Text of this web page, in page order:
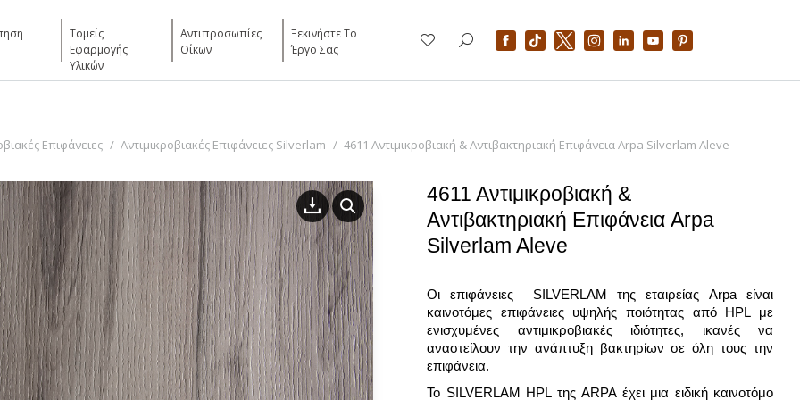
Τομείς
Εφαρμογής
Υλικών
Αντιπροσωπίες
Οίκων
Ξεκινήστε Το
Έργο Σας
Επιφάνειες Αντιμικροβιακές Επιφάνειες Silverlam 4611 Αντιμικροβιακή & Αντιβακτηριακή Επιφάνεια Arpa Silverlam Aleve
4611 Αντιμικροβιακή &
Αντιβακτηριακή Επιφάνεια Arpa
Silverlam Aleve
Οι επιφάνειες SILVERLAM της εταιρείας Arpa είναι
καινοτόμες επιφάνειες υψηλής ποιότητας από HPL με
ενισχυμένες αντιμικροβιακές ιδιότητες, ικανές να
αναστείλουν την ανάπτυξη βακτηρίων σε όλη τους την
επιφάνεια.
Το SILVERLAM HPL της ARPA έχει μια ειδική καινοτόμο